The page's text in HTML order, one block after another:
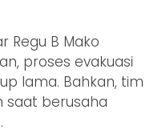
Regu B Mako
proses evakuasi
lama. Bahkan, tim
saat berusaha